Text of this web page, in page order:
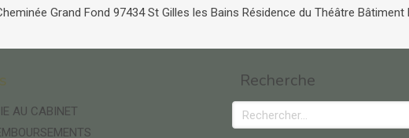
Grand Fond 97434 St Gilles les Bains Résidence du Théâtre Bâtiment
AU CABINET
Recherche
Rechercher